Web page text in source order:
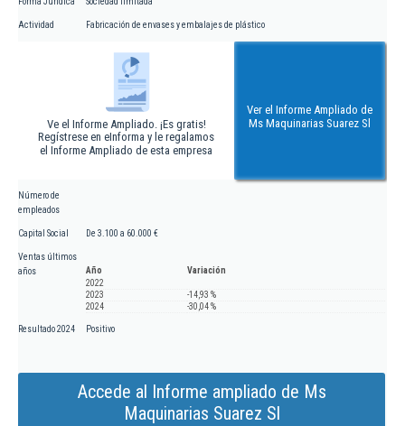
Actividad Fabricación de envases y embalajes de plástico
Ve el Informe Ampliado. ¡Es gratis!
Regístrese en eInforma y le regalamos
el Informe Ampliado de esta empresa
Ver el Informe Ampliado de
Ms Maquinarias Suarez Sl
Número de
empleados
Capital Social De 3.100 a 60.000 €
Ventas últimos
años
Año
Variación
2022
2023
-14,93 %
2024
-30,04 %
Resultado 2024 Positivo
Accede al Informe ampliado de Ms
Maquinarias Suarez Sl